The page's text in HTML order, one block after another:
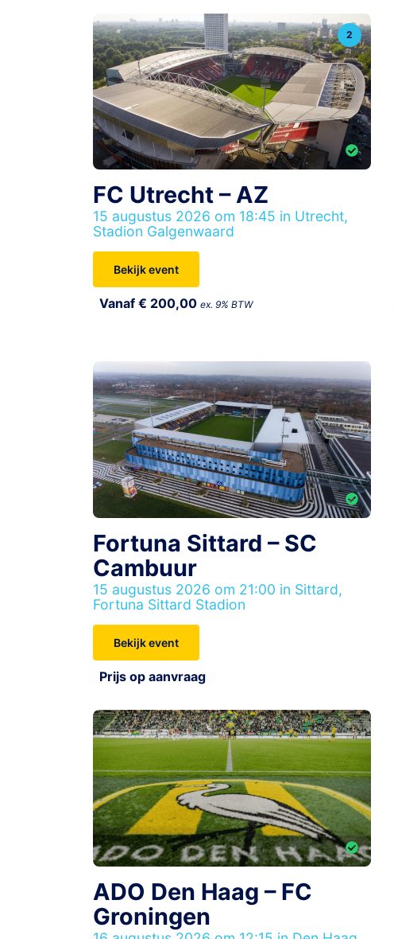
FC Utrecht – AZ
15 augustus 2026 om 18:45 in Utrecht,
Stadion Galgenwaard
Bekijk event
Vanaf € 200,00 ex. 9% BTW
2
Fortuna Sittard – SC
Cambuur
15 augustus 2026 om 21:00 in Sittard,
Fortuna Sittard Stadion
Bekijk event
Prijs op aanvraag
ADO Den Haag – FC
Groningen